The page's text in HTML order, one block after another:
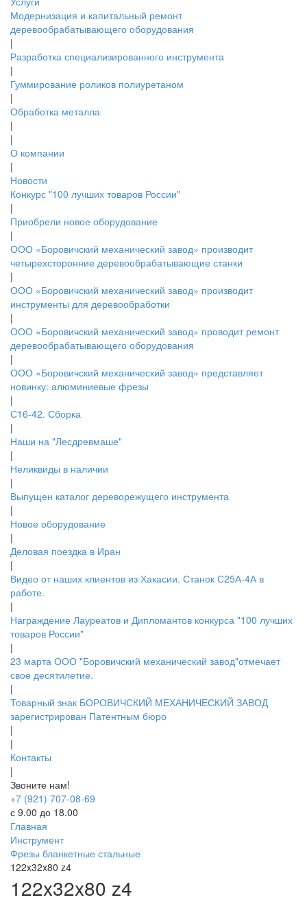
Модернизация и капитальный ремонт
деревообрабатывающего оборудования
|
Разработка специализированного инструмента
|
Гуммирование роликов полиуретаном
|
Обработка металла
|
|
О компании
|
Новости
Конкурс "100 лучших товаров России"
|
Приобрели новое оборудование
|
ООО «Боровичский механический завод» производит
четырехсторонние деревообрабатывающие станки
|
ООО «Боровичский механический завод» производит
инструменты для деревообработки
|
ООО «Боровичский механический завод» проводит ремонт
деревообрабатывающего оборудования
|
ООО «Боровичский механический завод» представляет
новинку: алюминиевые фрезы
|
С16-42. Сборка
|
Наши на "Лесдревмаше"
|
Неликвиды в наличии
|
Выпущен каталог дереворежущего инструмента
|
Новое оборудование
|
Деловая поездка в Иран
|
Видео от наших клиентов из Хакасии. Станок С25А-4А в
работе.
|
Награждение Лауреатов и Дипломантов конкурса "100 лучших
товаров России"
|
23 марта ООО "Боровичский механический завод"отмечает
свое десятилетие.
|
Товарный знак БОРОВИЧСКИЙ МЕХАНИЧЕСКИЙ ЗАВОД
зарегистрирован Патентным бюро
|
|
Контакты
|
Звоните нам!
+7 (921) 707-08-69
с 9.00 до 18.00
Главная
Инструмент
Фрезы бланкетные стальные
122x32x80 z4
122x32x80 z4